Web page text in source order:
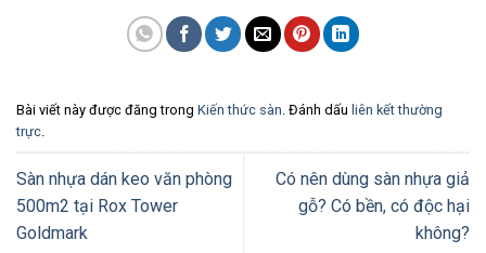
Bài viết này được đăng trong Kiến thức sàn. Đánh dấu liên kết thường
trực.
Sàn nhựa dán keo văn phòng
500m2 tại Rox Tower
Goldmark
Có nên dùng sàn nhựa giả
gỗ? Có bền, có độc hại
không?